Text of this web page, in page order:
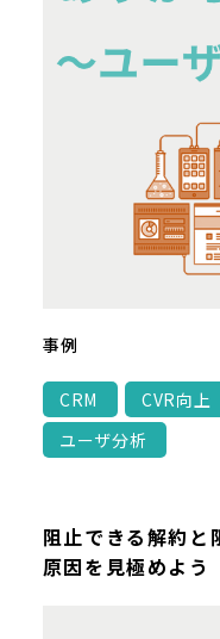
事例
CRM CVR向上
ユーザ分析
阻止できる解約
原因を見極めよう